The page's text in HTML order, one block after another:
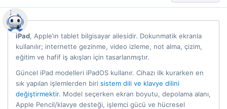
iPad, Apple’ın tablet bilgisayar ailesidir. Dokunmatik ekranla
kullanılır; internette gezinme, video izleme, not alma, çizim,
eğitim ve hafif iş akışları için tasarlanmıştır.
Güncel iPad modelleri iPadOS kullanır. Cihazı ilk kurarken en
sık yapılan işlemlerden biri sistem dili ve klavye dilini
değiştirmektir. Model seçerken ekran boyutu, depolama alanı,
Apple Pencil/klavye desteği, işlemci gücü ve hücresel